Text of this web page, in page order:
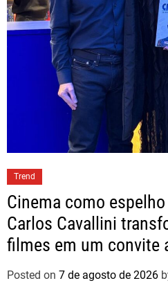
Trend
Cinema como
Carlos Cavallini
filmes em um convite
autoconhecimento
Posted on 7 de agosto de 2026